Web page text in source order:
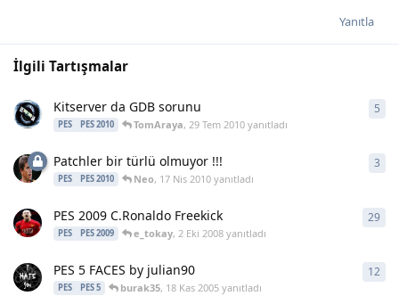
Yanıtla
İlgili Tartışmalar
Kitserver da GDB sorunu
PES PES 2010 TomAraya, 29 Tem 2010yanıtladı
5
Patchler bir türlü olmuyor !!!
PES PES 2010 Neo, 17 Nis 2010yanıtladı
3
PES 2009 C.Ronaldo Freekick
PES PES 2009 e_tokay, 2 Eki 2008yanıtladı
29
PES 5 FACES by julian90
PES PES 5 burak35, 18 Kas 2005yanıtladı
12